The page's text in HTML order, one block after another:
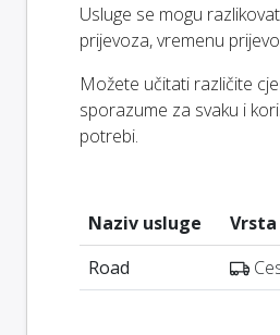
Usluge se mogu
prijevoza, vremenu
Možete učitati različite
sporazume za svaku i
potrebi.
Naziv usluge
Road